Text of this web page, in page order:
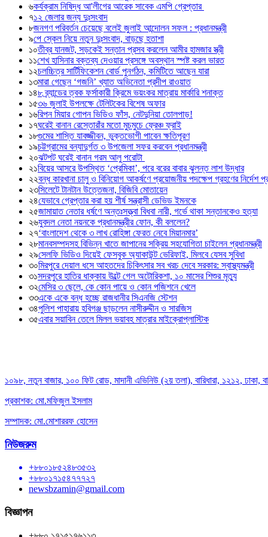
৬কর্যক্রাম নিষিদ্ধ আ'লীগের আরেক সাবেক এমপি গ্রেপ্তার
৭১২ জেলার জন্য দুঃসংবাদ
৮জনগণ পরিবর্তন চেয়েছে বলেই জুলাই আন্দোলন সফল : প্রধানমন্ত্রী
৯পে স্কেল নিয়ে নতুন দুঃসংবাদ, বাড়ছে হতাশা
১০তীব্র যানজট, সড়কেই সন্তান প্রসব করলেন আমীর হামজার স্ত্রী
১১শেখ হাসিনার বক্তব্য দেওয়ার প্রসঙ্গে অবস্থান স্পষ্ট করল ভারত
১২চলচ্চিত্র সার্টিফিকেশন বোর্ড পুনর্গঠন, কমিটিতে আছেন যারা
১৩মারা গেছেন ‘গজনি’ খ্যাত অভিনেতা প্রদীপ রাওয়াত
১৪৮ ব্র্যান্ডের ত্বক ফর্সাকারী ক্রিমে ভয়ংকর মাত্রায় মার্কারি শনাক্ত
১৫৩৬ জুলাই উপলক্ষে টেলিটকের বিশেষ অফার
১৬রিপন মিয়ার গোপন ভিডিও ফাঁস, নেটদুনিয়া তোলপাড়!
১৭ঘরেই বানান রেস্তোরাঁর মতো মুচমুচে ফ্রেঞ্চ ফ্রাই
১৮গুমের শাস্তি যাবজ্জীবন, ভুক্তভোগী পাবেন ক্ষতিপূরণ
১৯চট্টগ্রামের বন্যাদুর্গত ৩ উপজেলা সফর করবেন প্রধানমন্ত্রী
২০ঝটপট ঘরেই বানান গরম আলু পরোটা
২১বিয়ের আসরে উপস্থিত ‘প্রেমিকা’, পরে বরের বাবার ঝুলন্ত লাশ উদ্ধার
২২বন্ধ কারখানা চালু ও বিনিয়োগ আকর্ষণে প্রয়োজনীয় পদক্ষেপ গ্রহণের নির্দেশ
২৩সিলেটে টানটান উত্তেজনা, বিজিবি মোতায়েন
২৪যেভাবে গ্রেপ্তার করা হয় শীর্ষ সন্ত্রাসী ডেভিড ইমনকে
২৫জামায়াত নেতার ধর্ষণে অন্তঃসত্ত্বা বিধবা নারী, গর্ভে থাকা সন্তানকেও হত্যা
২৬যুবদল নেতা নয়নকে প্রধানমন্ত্রীর ফোন, কী বললেন?
২৭‘বাংলাদেশ থেকে ৩ লাখ রোহিঙ্গা ফেরত নেবে মিয়ানমার’
২৮মানবসম্পদসহ বিভিন্ন খাতে জাপানের সক্রিয় সহযোগিতা চাইলেন প্রধানমন্ত্রী
২৯সেলফি ভিডিও দিয়েই ফেসবুক অ্যাকাউন্ট ভেরিফাই, মিলবে যেসব সুবিধা
৩০মিরপুরে দেয়াল ধসে আহতদের চিকিৎসার সব খরচ দেবে সরকার: স্বাস্থ্যমন্ত্রী
৩১সদরপুরে হাতির ধাক্কায় উল্টে গেল অটোরিকশা, ১০ মাসের শিশুর মৃত্যু
৩২মেসির ৩ ছেলে, কে কোন পায়ে ও কোন পজিশনে খেলে
৩৩একে একে বন্ধ হচ্ছে রাজধানীর সিএনজি স্টেশন
৩৪পুলিশ পাহারায় হবিগঞ্জ ছাড়লেন নাসীরুদ্দীন ও সারজিস
৩৫এবার সয়াবিন তেলে মিলল ভয়াবহ মাত্রার মাইক্রোপ্লাস্টিক
১০৯৮, নতুন বাজার, ১০০ ফিট রোড, মাদানী এভিনিউ (২য় তলা), বারিধারা, ১২১২, ঢাকা,
প্রকাশক: মো.মফিজুল ইসলাম
সম্পাদক: মো.মোশাররফ হোসেন
নিউজরুম
+৮৮০১৮৫২৪৮৩৫৩২
+৮৮০১৭১৫৪৭৭৭২৭
newsbzamin@gmail.com
বিজ্ঞাপন